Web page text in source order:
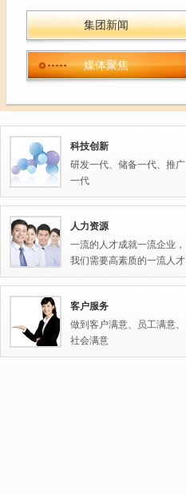
集团新闻
媒体聚焦
科技创新
研发一代、储备一代、推广
一代
人力资源
一流的人才成就一流企业，
我们需要高素质的一流人才
客户服务
做到客户满意、员工满意、
社会满意